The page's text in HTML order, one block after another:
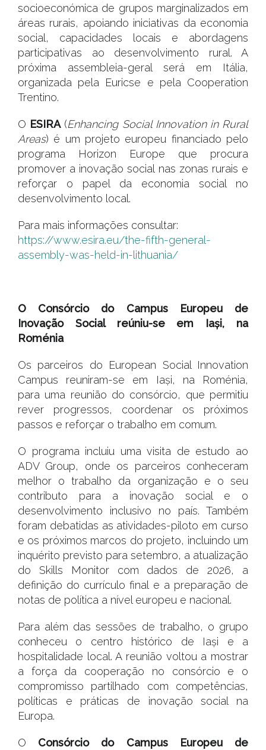
socioeconómica de grupos marginalizados em
áreas rurais, apoiando iniciativas da economia
social, capacidades locais e abordagens
participativas ao desenvolvimento rural. A
próxima assembleia-geral será em Itália,
organizada pela Euricse e pela Cooperation
Trentino.
O ESIRA(Enhancing Social Innovation in Rural
Areas) é um projeto europeu financiado pelo
programa Horizon Europe que procura
promover a inovação social nas zonas rurais e
reforçar o papel da economia social no
desenvolvimento local.
Para mais informações consultar:
https://www.esira.eu/the-fifth-general-
assembly-was-held-in-lithuania/
O Consórcio do Campus Europeu de
Inovação Social reúniu-se em Iași, na
Roménia
Os parceiros do European Social Innovation
Campus reuniram-se em Iași, na Roménia,
para uma reunião do consórcio, que permitiu
rever progressos, coordenar os próximos
passos e reforçar o trabalho em comum.
O programa incluiu uma visita de estudo ao
ADV Group, onde os parceiros conheceram
melhor o trabalho da organização e o seu
contributo para a inovação social e o
desenvolvimento inclusivo no país. Também
foram debatidas as atividades-piloto em curso
e os próximos marcos do projeto, incluindo um
inquérito previsto para setembro, a atualização
do Skills Monitor com dados de 2026, a
definição do currículo final e a preparação de
notas de política a nível europeu e nacional.
Para além das sessões de trabalho, o grupo
conheceu o centro histórico de Iași e a
hospitalidade local. A reunião voltou a mostrar
a força da cooperação no consórcio e o
compromisso partilhado com competências,
políticas e práticas de inovação social na
Europa.
O Consórcio do Campus Europeu de